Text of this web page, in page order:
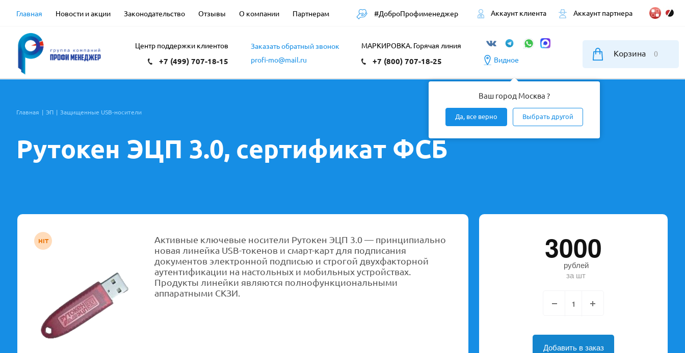
Главная Новости и акции Законодательство Отзывы О компании Партнерам #ДоброПрофименеджер
Корзина 0
Аккаунт клиента Аккаунт партнера
Центр поддержки клиентов
+7 (499) 707-18-15
Заказать обратный звонок
profi-mo@mail.ru
МАРКИРОВКА. Горячая линия
+7 (800) 707-18-25 Видное
Ваш город Москва ?
Да, все верно Выбрать другой
Главная | ЭП | Защищенные USB-носители
Рутокен ЭЦП 3.0, сертификат ФСБ
HIT
Активные ключевые носители Рутокен ЭЦП 3.0 — принципиально
новая линейка USB-токенов и смарт-карт для подписания
документов электронной подписью и строгой двухфакторной
аутентификации на настольных и мобильных устройствах.
Продукты линейки являются полнофункциональными
аппаратными СКЗИ.
3000
рублей
за шт
Добавить в заказ